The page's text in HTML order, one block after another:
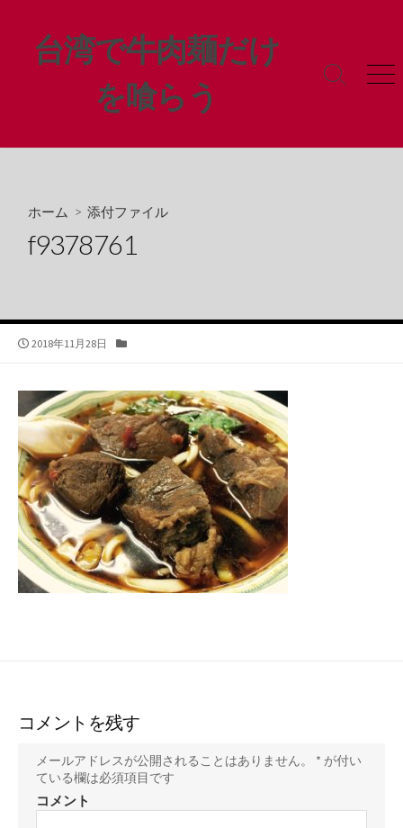
ス
台湾で牛肉麺だけ
を喰らう
検
ル
メ
ホーム > 添付ファイル
f9378761
公
2018年11月28日
リ
ー
コメントを残す
メールアドレスが公開されることはありません。 * が付い
ている欄は必須項目です
コメント